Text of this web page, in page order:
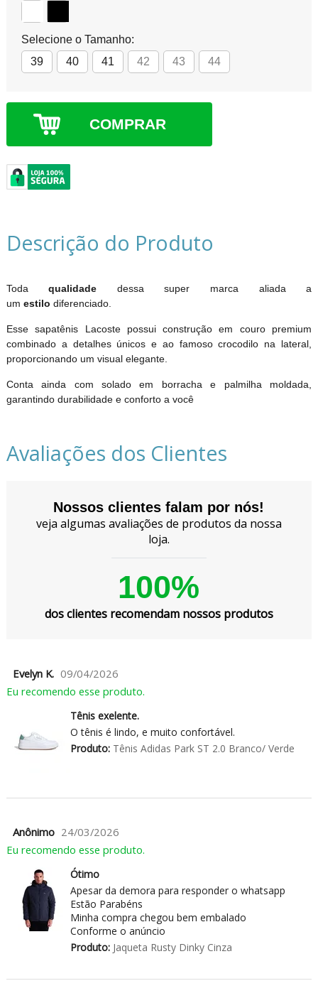
Selecione o Tamanho:
39
40 41 42 43 44
COMPRAR
Descrição do Produto
Todaqualidade dessa super marca aliada a
um estilo diferenciado.
Esse sapatênis Lacoste possui construção em couro premium
combinado a detalhes únicos e ao famoso crocodilo na lateral,
proporcionando um visual elegante.
Conta ainda com solado em borracha e palmilha moldada,
garantindo durabilidade e conforto a você
Avaliações dos Clientes
Nossos clientes falam por nós!
veja algumas avaliações de produtos da nossa
loja.
100%
dos clientes recomendam nossos produtos
Evelyn K. 09/04/2026
Eu recomendo esse produto.
Tênis exelente.
O tênis é lindo, e muito confortável.
Produto:Tênis Adidas Park ST 2.0 Branco/ Verde
Anônimo 24/03/2026
Eu recomendo esse produto.
Ótimo
Apesar da demora para responder o whatsapp
Estão Parabéns
Minha compra chegou bem embalado
Conforme o anúncio
Produto:Jaqueta Rusty Dinky Cinza